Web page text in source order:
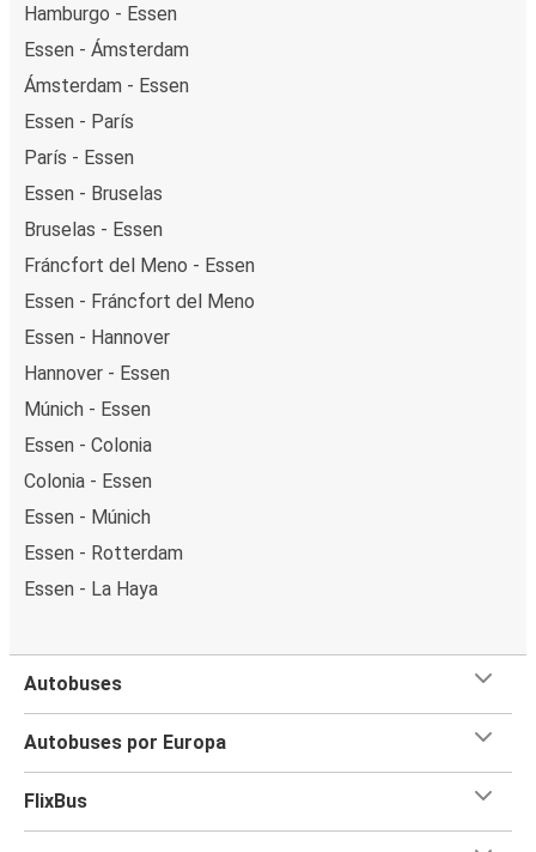
Hamburgo - Essen
Essen - Ámsterdam
Ámsterdam - Essen
Essen - París
París - Essen
Essen - Bruselas
Bruselas - Essen
Fráncfort del Meno - Essen
Essen - Fráncfort del Meno
Essen - Hannover
Hannover - Essen
Múnich - Essen
Essen - Colonia
Colonia - Essen
Essen - Múnich
Essen - Rotterdam
Essen - La Haya
Autobuses
Autobuses por Europa
FlixBus